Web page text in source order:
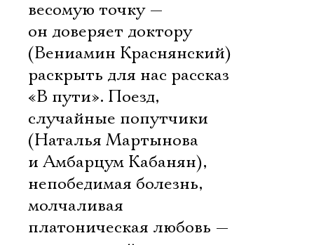
весомую точку —
он доверяет доктору
(Вениамин Краснянский)
раскрыть для нас рассказ
«В пути». Поезд,
случайные попутчики
(Наталья Мартынова
и Амбарцум Кабанян),
непобедимая болезнь,
молчаливая
платоническая любовь —